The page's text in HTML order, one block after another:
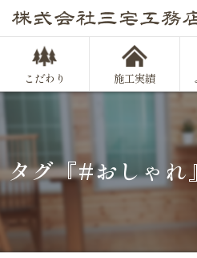
こだわり 施工実績
タグ『#おしゃれ